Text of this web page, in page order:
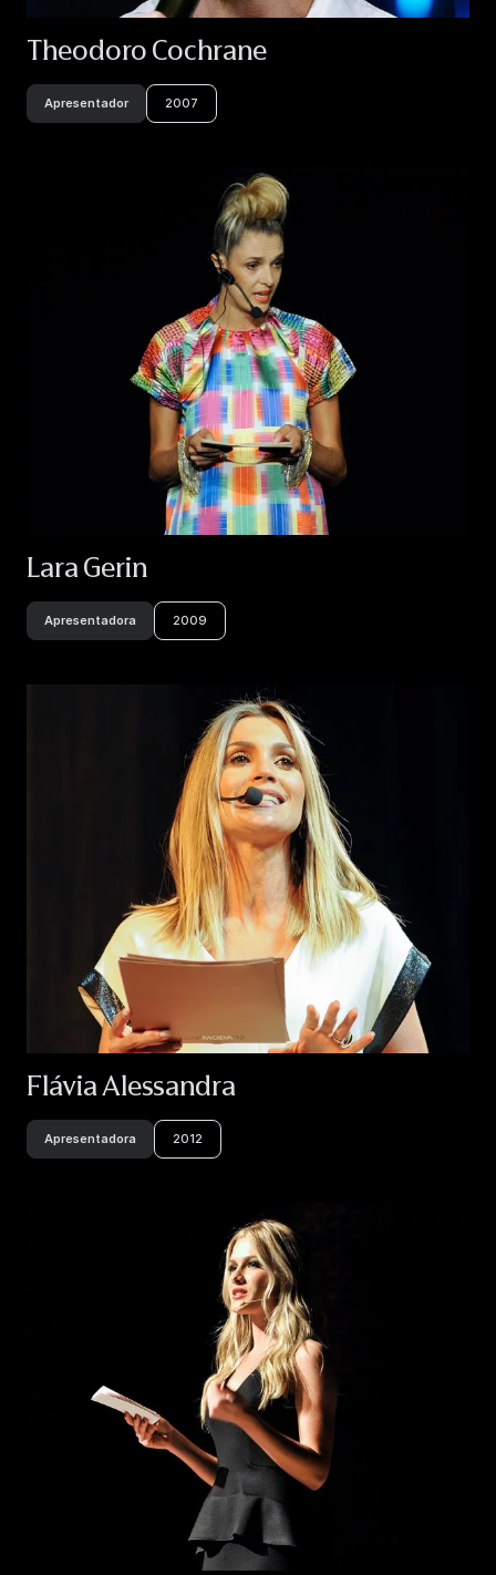
Theodoro Cochrane
Apresentador 2007
Lara Gerin
Apresentadora 2009
Flávia Alessandra
Apresentadora 2012